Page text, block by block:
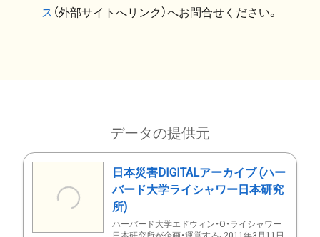
ス （外部サイトへリンク）へお問合せください。
データの提供元
日本災害DIGITALアーカイブ (ハー
バード大学ライシャワー日本研究
所)
ハーバード大学エドウィン・O・ライシャワー